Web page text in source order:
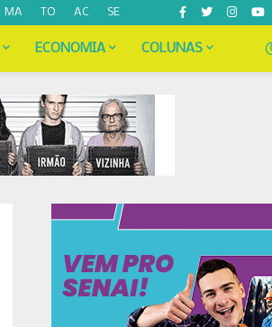
MA TO AC SE
ECONOMIA COLUNAS